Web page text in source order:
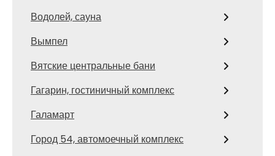
Водолей, сауна
Вымпел
Вятские центральные бани
Гагарин, гостиничный комплекс
Галамарт
Город 54, автомоечный комплекс